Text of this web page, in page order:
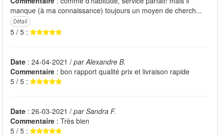
manque (à ma connaissance) toujours un moyen de cherch...
Détail
5 / 5 :
Date : 24-04-2021 / par Alexandre B.
Commentaire : bon rapport qualité prix et livraison rapide
5 / 5 :
Date : 26-03-2021 / par Sandra F.
Commentaire : Très bien
5 / 5 :